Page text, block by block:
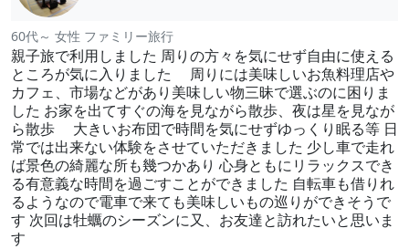
60代～ 女性 ファミリー旅行
親子旅で利用しました 周りの方々を気にせず自由に使える
ところが気に入りました 周りには美味しいお魚料理店や
カフェ、市場などがあり美味しい物三昧で選ぶのに困りま
した お家を出てすぐの海を見ながら散歩、夜は星を見なが
ら散歩 大きいお布団で時間を気にせずゆっくり眠る等 日
常では出来ない体験をさせていただきました 少し車で走れ
ば景色の綺麗な所も幾つかあり 心身ともにリラックスでき
る有意義な時間を過ごすことができました 自転車も借りれ
るようなので電車で来ても美味しいもの巡りができそうで
す 次回は牡蠣のシーズンに又、お友達と訪れたいと思いま
す